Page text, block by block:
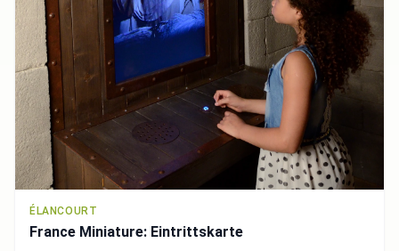
ÉLANCOURT
France Miniature: Eintrittskarte